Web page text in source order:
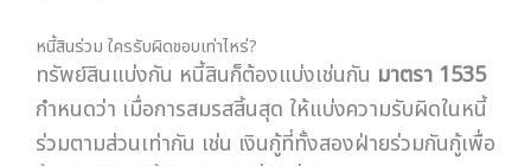
หนี้สินร่วม ใครรับผิดชอบเท่าไหร่?
ทรัพย์สินแบ่งกัน หนี้สินก็ต้องแบ่งเช่นกัน มาตรา 1535
กำหนดว่า เมื่อการสมรสสิ้นสุด ให้แบ่งความรับผิดในหนี้
ร่วมตามส่วนเท่ากัน เช่น เงินกู้ที่ทั้งสองฝ่ายร่วมกันกู้เพื่อ